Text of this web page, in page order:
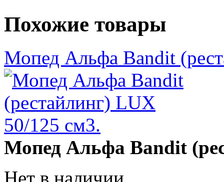
Похожие товары
Мопед Альфа Bandit
Мопед Альфа Bandit
Нет в наличии